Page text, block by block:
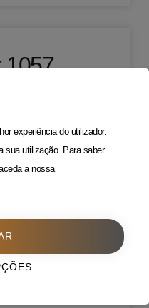
1057
experiência do utilizador.
sua utilização. Para saber
a nossa